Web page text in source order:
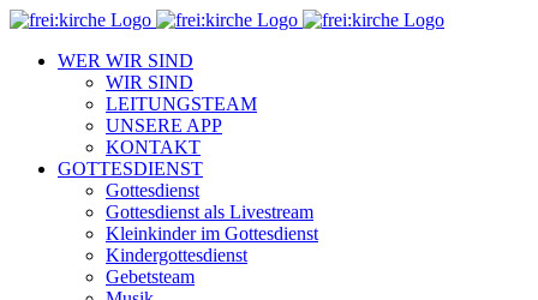
Zum
springenWER WIR SIND
WIR SIND
LEITUNGSTEAM
UNSERE APP
KONTAKT
GOTTESDIENST
Gottesdienst
Gottesdienst als Livestream
Kleinkinder im Gottesdienst
Kindergottesdienst
Gebetsteam